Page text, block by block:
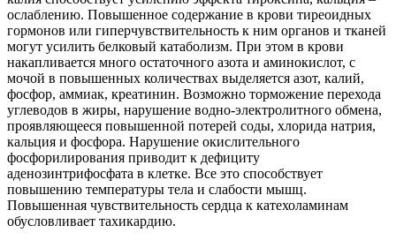
ослаблению. Повышенное содержание в крови тиреоидных
гормонов или гиперчувствительность к ним органов и тканей
могут усилить белковый катаболизм. При этом в крови
накапливается много остаточного азота и аминокислот, с
мочой в повышенных количествах выделяется азот, калий,
фосфор, аммиак, креатинин. Возможно торможение перехода
углеводов в жиры, нарушение водно-электролитного обмена,
проявляющееся повышенной потерей соды, хлорида натрия,
кальция и фосфора. Нарушение окислительного
фосфорилирования приводит к дефициту
аденозинтрифосфата в клетке. Все это способствует
повышению температуры тела и слабости мышц.
Повышенная чувствительность сердца к катехоламинам
обусловливает тахикардию.